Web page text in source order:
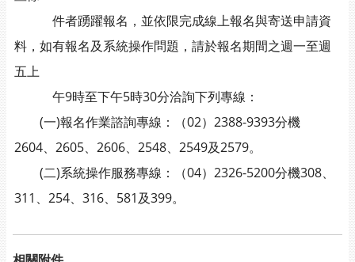
件者踴躍報名，並依限完成線上報名與寄送申請資
料，如有報名及系統操作問題，請於報名期間之週一至週
五上
午9時至下午5時30分洽詢下列專線：
(一)報名作業諮詢專線：（02）2388-9393分機
2604、2605、2606、2548、2549及2579。
(二)系統操作服務專線：（04）2326-5200分機308、
311、254、316、581及399。